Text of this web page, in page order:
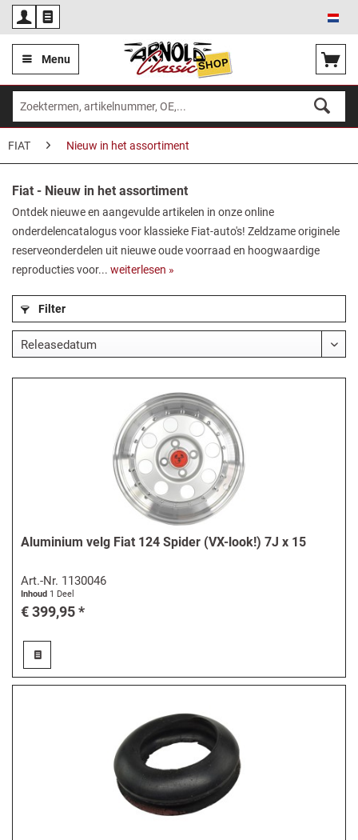
Menu
FIAT Nieuw in het assortiment
Fiat - Nieuw in het assortiment
Ontdek nieuwe en aangevulde artikelen in onze online
onderdelencatalogus voor klassieke Fiat-auto's! Zeldzame originele
reserveonderdelen uit nieuwe oude voorraad en hoogwaardige
reproducties voor... weiterlesen »
Filter
Aluminium velg Fiat 124 Spider (VX-look!) 7J x 15
Art.-Nr. 1130046
Inhoud 1 Deel
€ 399,95 *